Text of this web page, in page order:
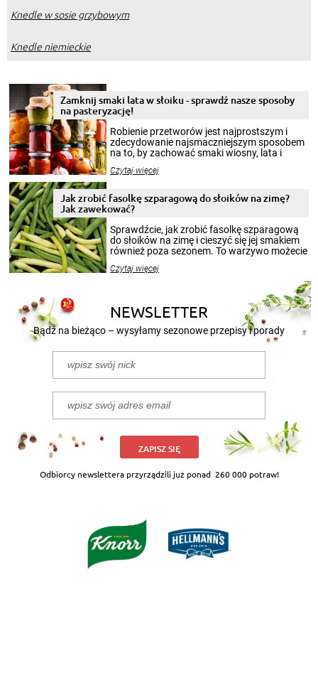
Knedle w sosie grzybowym
Knedle niemieckie
Zamknij smaki lata w słoiku - sprawdź nasze sposoby
na pasteryzację!
Robienie przetworów jest najprostszym i
zdecydowanie najsmaczniejszym sposobem
na to, by zachować smaki wiosny, lata i
krajobrazów, by cieszyć nimi oko w sezonie
pełni poczuć atmosferę cieplejszych
miesięcy. Przygotowanie słoików ze
smakowitą zawartością musi obejmować
patenty, które pozwolą zachować świeżość
przetworów.
Czytaj więcej
Jak zrobić fasolkę szparagową do słoików na zimę?
Jak zawekować?
Sprawdźcie, jak zrobić fasolkę szparagową
do słoików na zimę i cieszyć się jej smakiem
również poza sezonem. To warzywo możecie
nasze propozycje!
Czytaj więcej
NEWSLETTER
Bądź na bieżąco – wysyłamy sezonowe przepisy i porady
ZAPISZ SIĘ
Odbiorcy newslettera przyrządzili już ponad 260 000 potraw!